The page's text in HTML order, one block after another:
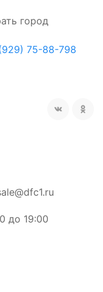
город
75-88-798
до 19:00